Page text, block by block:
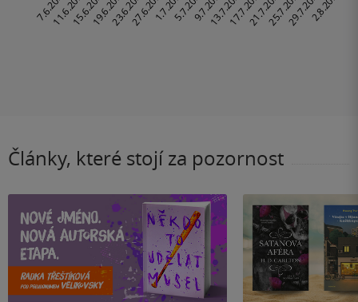
Články, které stojí za pozornost